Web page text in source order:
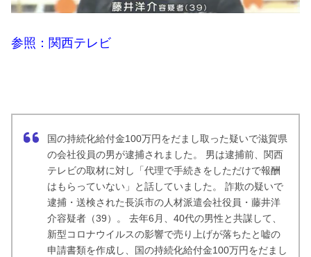
参照：関西テレビ
国の持続化給付金100万円をだまし取った疑いで滋賀県
の会社役員の男が逮捕されました。 男は逮捕前、関西
テレビの取材に対し「代理で手続きをしただけで報酬
はもらっていない」と話していました。 詐欺の疑いで
逮捕・送検された長浜市の人材派遣会社役員・藤井洋
介容疑者（39）。 去年6月、40代の男性と共謀して、
新型コロナウイルスの影響で売り上げが落ちたと嘘の
申請書類を作成し、国の持続化給付金100万円をだまし